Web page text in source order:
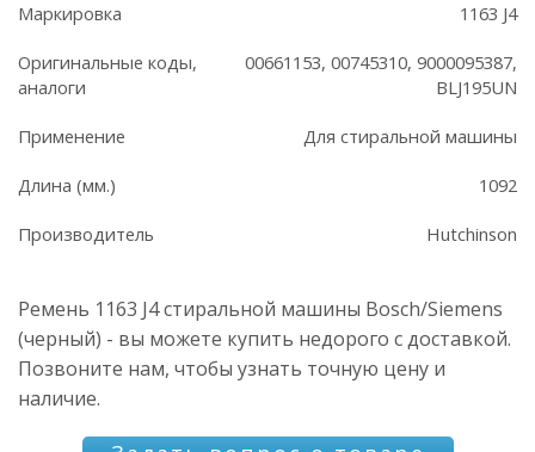
Маркировка 1163 J4
Оригинальные коды,
аналоги
00661153, 00745310, 9000095387,
BLJ195UN
Применение Для стиральной машины
Длина (мм.) 1092
Производитель Hutchinson
Ремень 1163 J4 стиральной машины Bosch/Siemens
(черный) - вы можете купить недорого с доставкой.
Позвоните нам, чтобы узнать точную цену и
наличие.